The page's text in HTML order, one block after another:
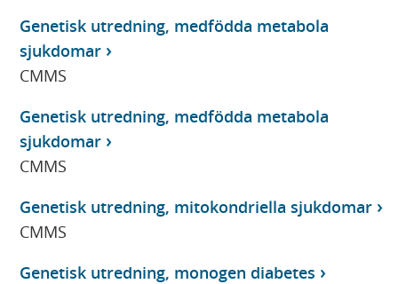
Genetisk utredning, medfödda metabola
sjukdomar
CMMS
Genetisk utredning, medfödda metabola
sjukdomar
CMMS
Genetisk utredning, mitokondriella sjukdomar
CMMS
Genetisk utredning, monogen diabetes